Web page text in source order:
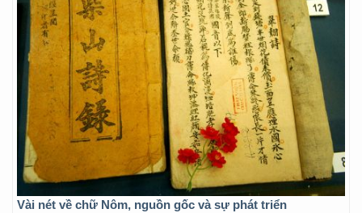
Vài nét về chữ Nôm, nguồn gốc và sự phát triển